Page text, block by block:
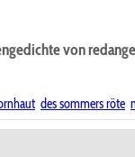
von
des sommers röte